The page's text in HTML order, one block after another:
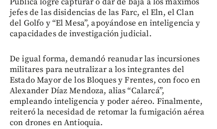
jefes de las disidencias de las Farc, el Eln, el Clan
del Golfo y “El Mesa”, apoyándose en inteligencia y
capacidades de investigación judicial.
De igual forma, demandó reanudar las incursiones
militares para neutralizar a los integrantes del
Estado Mayor de los Bloques y Frentes, con foco en
Alexander Díaz Mendoza, alias “Calarcá”,
empleando inteligencia y poder aéreo. Finalmente,
reiteró la necesidad de retomar la fumigación aérea
con drones en Antioquia.